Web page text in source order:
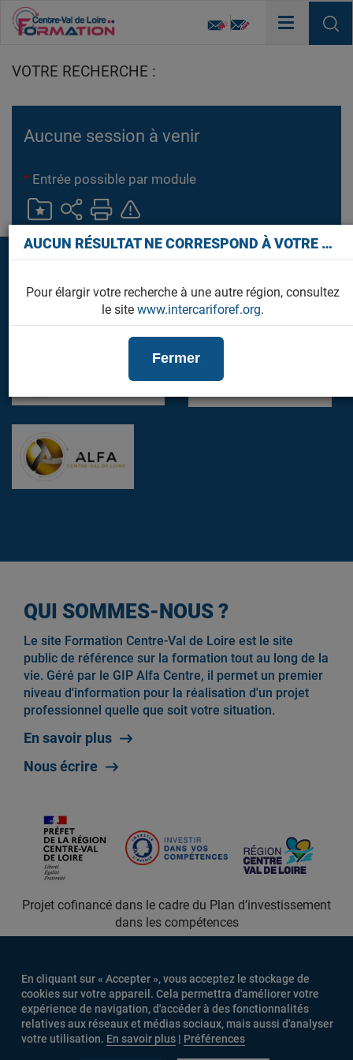
Toggle
AUCUN RÉSULTAT NE CORRESPOND À VOTRE RECHERCHE
Pour élargir votre recherche à une autre région, consultez
le site www.intercariforef.org.
Fermer
VOTRE RECHERCHE :
Aucune session à venir
* Entrée possible par module
NOS AUTRES SITES WEB
QUI SOMMES-NOUS ?
Le site Formation Centre-Val de Loire est le site
public de référence sur la formation tout au long de la
vie. Géré par le GIP Alfa Centre, il permet un premier
niveau d'information pour la réalisation d'un projet
professionnel quelle que soit votre situation.
En savoir plus
Nous écrire
Projet cofinancé dans le cadre du Plan d’investissement
dans les compétences
MENU
En cliquant sur « Accepter », vous acceptez le stockage de
cookies sur votre appareil. Cela permettra d'améliorer votre
expérience de navigation, d'accéder à des fonctionnalités
relatives aux réseaux et médias sociaux, mais aussi d'analyser
votre utilisation. En savoir plus| Préférences